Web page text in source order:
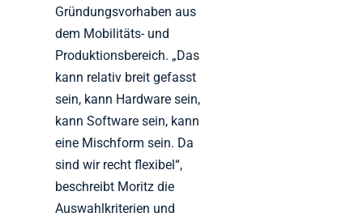
Gründungsvorhaben aus
dem Mobilitäts- und
Produktionsbereich. „Das
kann relativ breit gefasst
sein, kann Hardware sein,
kann Software sein, kann
eine Mischform sein. Da
sind wir recht flexibel“,
beschreibt Moritz die
Auswahlkriterien und